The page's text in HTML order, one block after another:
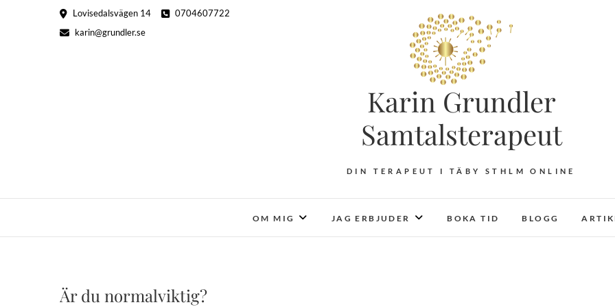
Lovisedalsvägen 14
0704607722
karin@grundler.se
Karin Grundler
Samtalsterapeut
DIN TERAPEUT I TÄBY STHLM ONLINE
OM MIG JAG ERBJUDER BOKA TID BLOGG
Är du normalviktig?